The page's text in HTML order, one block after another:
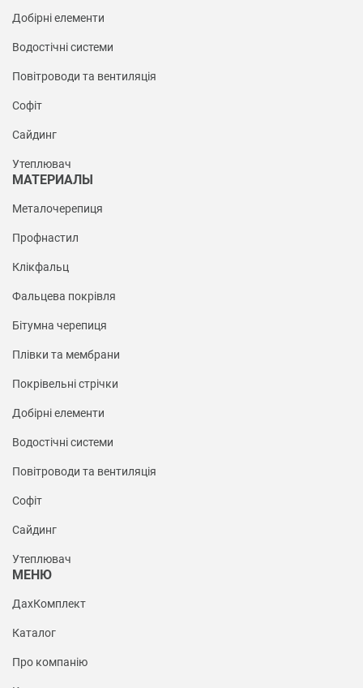
Добірні елементи
Водостічні системи
Повітроводи та вентиляція
Софіт
Сайдинг
Утеплювач
МАТЕРИАЛЫ
Металочерепиця
Профнастил
Клікфальц
Фальцева покрівля
Бітумна черепиця
Плівки та мембрани
Покрівельні стрічки
Добірні елементи
Водостічні системи
Повітроводи та вентиляція
Софіт
Сайдинг
Утеплювач
МЕНЮ
ДахКомплект
Каталог
Про компанію